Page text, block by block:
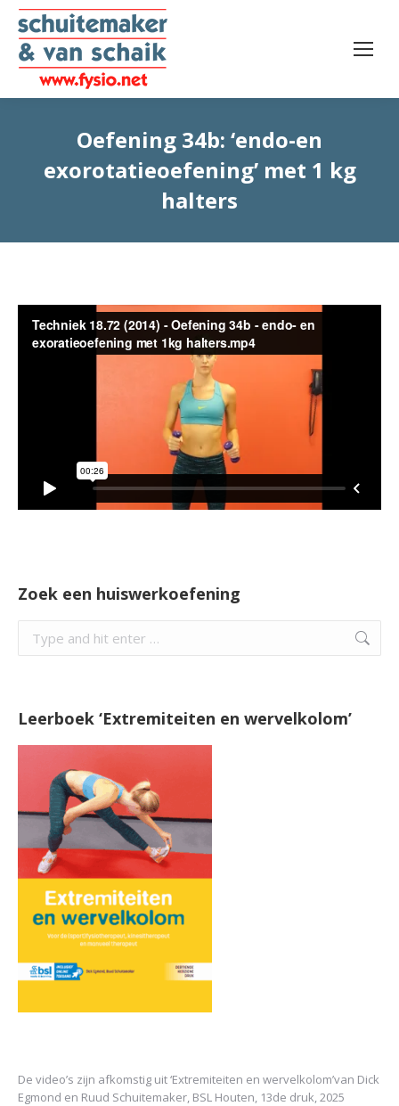
Oefening 34b: ‘endo-en
exorotatieoefening’ met 1 kg
halters
Zoek een huiswerkoefening
Leerboek ‘Extremiteiten en wervelkolom’
De video’s zijn afkomstig uit‘Extremiteiten en wervelkolom’van Dick
Egmond en Ruud Schuitemaker, BSL Houten, 13de druk, 2025